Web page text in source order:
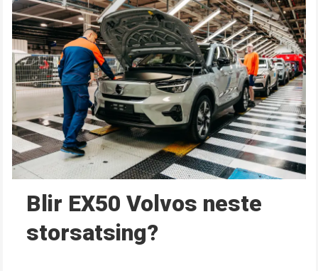
Blir EX50 Volvos neste
storsatsing?